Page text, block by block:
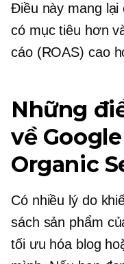
Điều này mang lại
có mục tiêu hơn
cáo (ROAS) cao
Những
về
Organic
Có nhiều lý do
sách sản phẩm
tối ưu hóa blog